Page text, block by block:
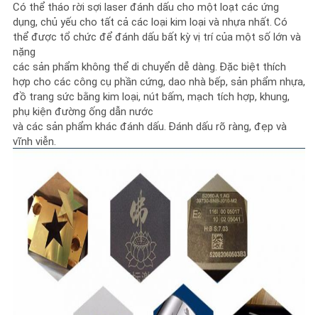
Có thể tháo rời sợi laser đánh dấu cho một loạt các ứng
dụng, chủ yếu cho tất cả các loại kim loại và nhựa nhất. Có
thể được tổ chức để đánh dấu bất kỳ vị trí của một số lớn và
nặng
các sản phẩm không thể di chuyển dễ dàng. Đặc biệt thích
hợp cho các công cụ phần cứng, dao nhà bếp, sản phẩm nhựa,
đồ trang sức bằng kim loại, nút bấm, mạch tích hợp, khung,
phụ kiện đường ống dẫn nước
và các sản phẩm khác đánh dấu. Đánh dấu rõ ràng, đẹp và
vĩnh viễn.